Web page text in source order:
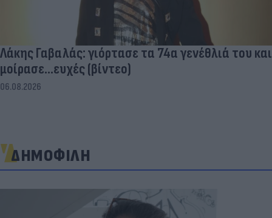
Λάκης Γαβαλάς: γιόρτασε τα 74α γενέθλιά του και
μοίρασε...ευχές (βίντεο)
06.08.2026
ΔΗΜΟΦΙΛΗ